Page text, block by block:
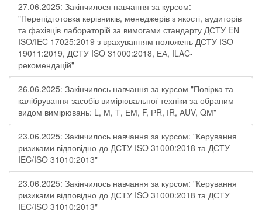
27.06.2025: Закінчилося навчання за курсом:
"Перепідготовка керівників, менеджерів з якості, аудиторів
та фахівців лабораторій за вимогами стандарту ДСТУ EN
ISO/IEC 17025:2019 з врахуванням положень ДСТУ ISO
19011:2019, ДСТУ ISO 31000:2018, ЕА, ILAC-
рекомендацій"
26.06.2025: Закінчилось навчання за курсом "Повірка та
калібрування засобів вимірювальної техніки за обраним
видом вимірювань: L, М, Т, ЕМ, F, РR, ІR, АUV, QМ"
23.06.2025: Закінчилось навчання за курсом: "Керування
ризиками відповідно до ДСТУ ISO 31000:2018 та ДСТУ
IEC/ISO 31010:2013"
23.06.2025: Закінчилось навчання за курсом: "Керування
ризиками відповідно до ДСТУ ISO 31000:2018 та ДСТУ
IEC/ISO 31010:2013"